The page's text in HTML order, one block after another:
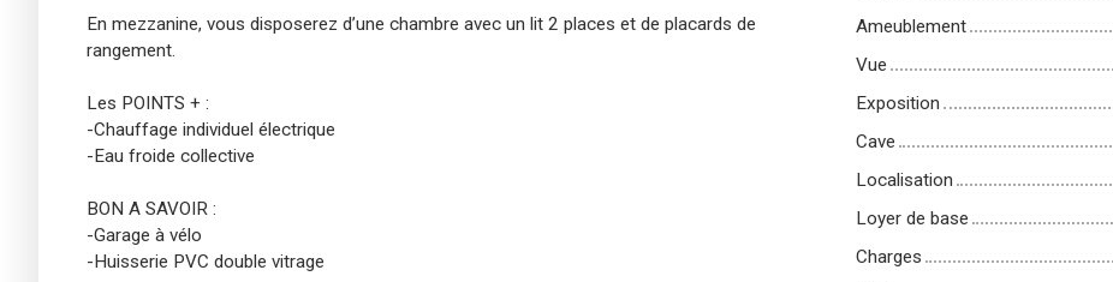
En mezzanine, vous disposerez d’une chambre avec un lit 2 places et de placards de
rangement.
Les POINTS + :
-Chauffage individuel électrique
-Eau froide collective
BON A SAVOIR :
-Garage à vélo
-Huisserie PVC double vitrage
Ameublement
Vue
Exposition
Cave
Localisation
Loyer de base
Charges